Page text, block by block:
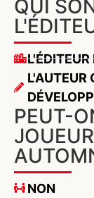
QUI
L'AUTEUR
PEUT-
NON